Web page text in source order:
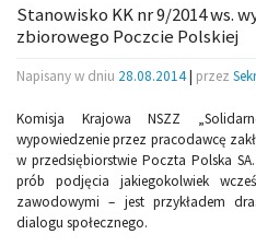
Stanowisko KK nr 9/2014 ws.
zbiorowego Poczcie Polskiej
Napisany w dniu 28.08.2014| przez
Komisja Krajowa NSZZ
wypowiedzenie przez pracodawcę
w przedsiębiorstwie Poczta Polska
prób podjęcia jakiegokolwiek
zawodowymi – jest przykładem
dialogu społecznego.